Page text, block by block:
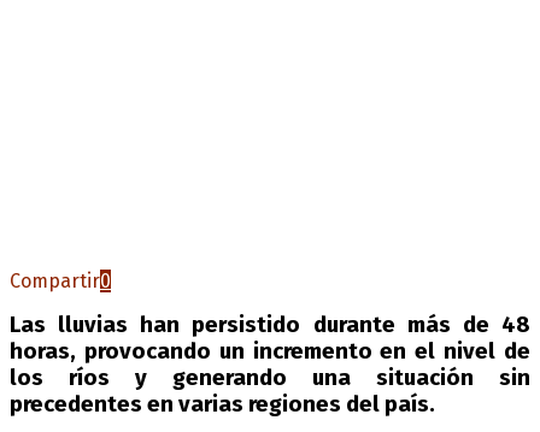
Compartir0
Las lluvias han persistido durante más de 48
horas, provocando un incremento en el nivel de
los ríos y generando una situación sin
precedentes en varias regiones del país.